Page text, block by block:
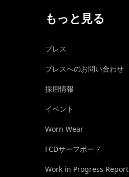
もっと見る
プレス
プレスへのお問い合わせ
採用情報
イベント
Worn Wear
FCDサーフボード
Work in Progress Report